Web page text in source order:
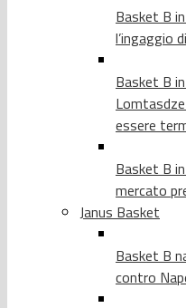
Basket B
l’ingaggio
Basket B
essere
Basket B
mercato
Janus Basket
Basket B
contro